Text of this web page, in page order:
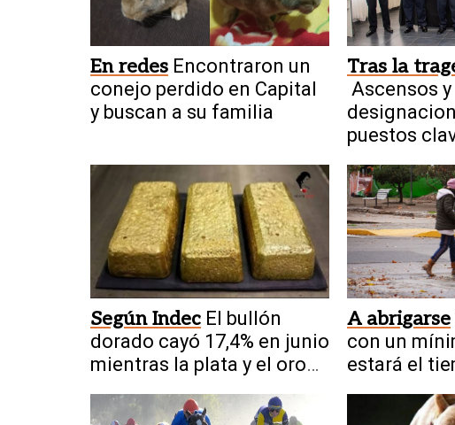
En redes Encontraron un
conejo perdido en Capital
y buscan a su familia
Tras la
Ascensos y
puestos
Según Indec El bullón
dorado cayó 17,4% en junio
mientras la plata y el oro
A abrigarse
con un
estará el